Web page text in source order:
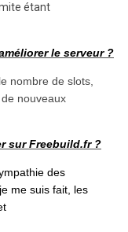
étant
le serveur ?
nombre de slots,
nouveaux
sur Freebuild.fr ?
des
me suis fait, les